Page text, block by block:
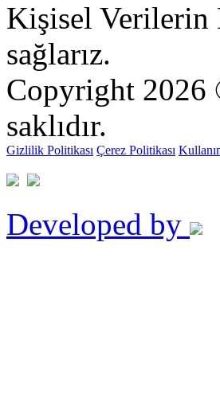
Kişisel Verilerin
sağlarız.
Copyright 2026
saklıdır.
Gizlilik Politikası Çerez Politikası
Developed by